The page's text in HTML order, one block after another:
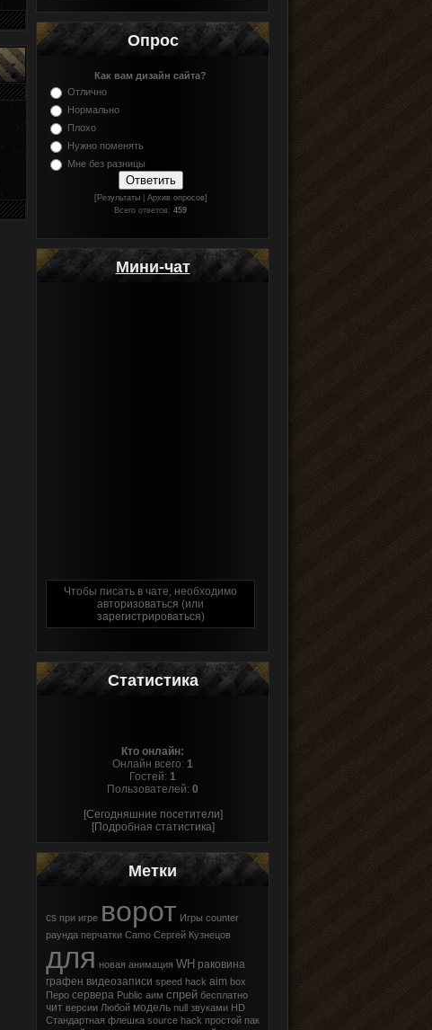
Опрос
Как вам дизайн сайта?
Отлично
Нормально
Плохо
Нужно поменять
Мне без разницы
[Результаты| Архив опросов]
Всего ответов:459
Мини-чат
Чтобы писать в чате, необходимо
авторизоваться (или
зарегистрироваться)
Статистика
Кто онлайн:
Онлайн всего: 1
Гостей: 1
Пользователей: 0
[Сегодняшние посетители]
[Подробная статистика]
Метки
cs при игре ворот Игры counter
раунда перчатки Camo Сергей Кузнецов
для новая анимация WH раковина
графен видеозаписи speed hack aim box
Перо сервера Public аим спрей бесплатно
чит версии Любой модель null звуками HD
Стандартная флешка source hack простой пак